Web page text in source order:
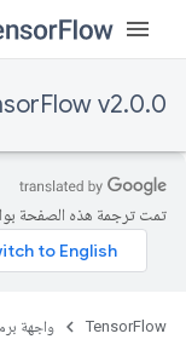
v2.0.0
تمت ترجمة هذه الصفحة
TensorFlow واجهة